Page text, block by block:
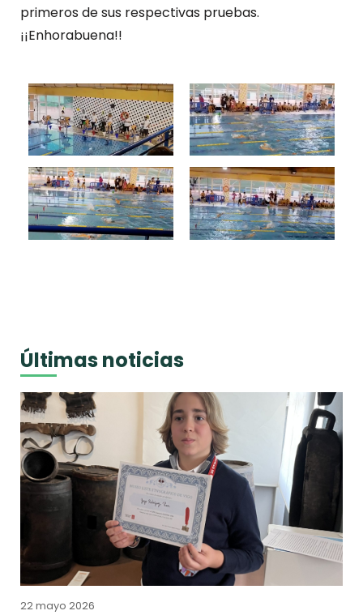
primeros de sus respectivas pruebas.
¡¡Enhorabuena!!
Últimas noticias
22 mayo 2026